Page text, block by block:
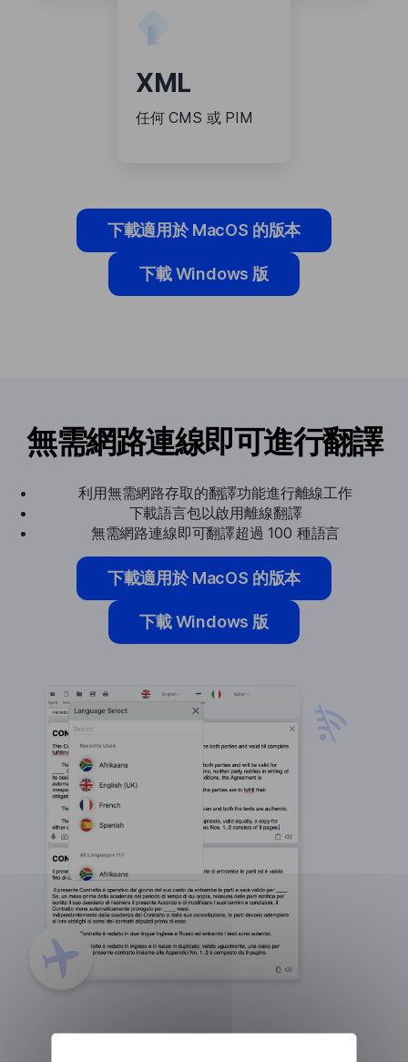
XML
任何 CMS 或 PIM
下載適用於 MacOS 的版本
下載 Windows 版
無需網路連線即可進行翻譯
利用無需網路存取的翻譯功能進行離線工作
下載語言包以啟用離線翻譯
無需網路連線即可翻譯超過 100 種語言
下載適用於 MacOS 的版本
下載 Windows 版